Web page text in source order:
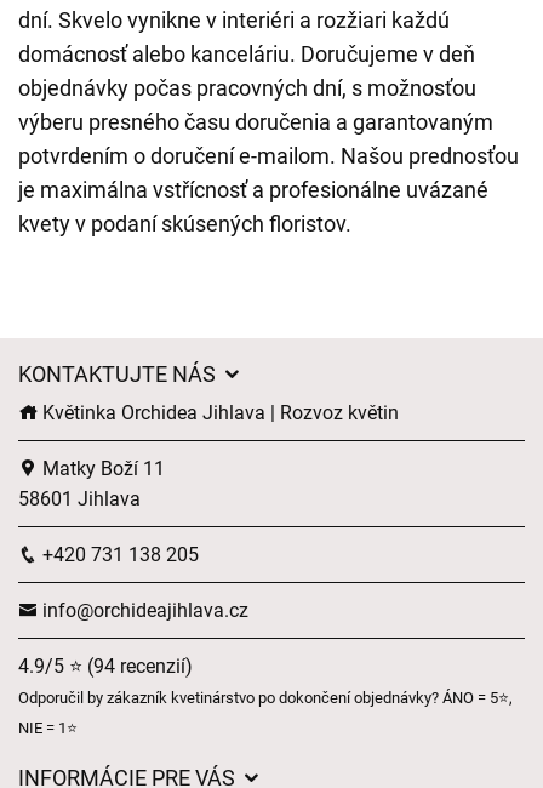
dní. Skvelo vynikne v interiéri a rozžiari každú
domácnosť alebo kanceláriu. Doručujeme v deň
objednávky počas pracovných dní, s možnosťou
výberu presného času doručenia a garantovaným
potvrdením o doručení e-mailom. Našou prednosťou
je maximálna vstřícnosť a profesionálne uvázané
kvety v podaní skúsených floristov.
KONTAKTUJTE NÁS
Květinka Orchidea Jihlava | Rozvoz květin
Matky Boží 11
58601 Jihlava
+420 731 138 205
info@orchideajihlava.cz
4.9/5 ⭐ (94 recenzií)
Odporučil by zákazník kvetinárstvo po dokončení objednávky? ÁNO = 5⭐,
NIE = 1⭐
INFORMÁCIE PRE VÁS